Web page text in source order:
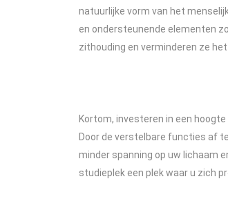
natuurlijke vorm van het
en ondersteunende elementen
zithouding en verminderen ze
Kortom, investeren in een
Door de verstelbare functies af
minder spanning op uw lichaam
studieplek een plek waar u zich